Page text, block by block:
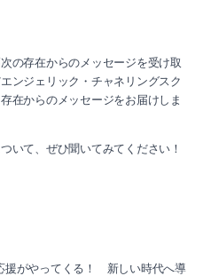
の存在からのメッセージを受け取
ンジェリック・チャネリングスク
在からのメッセージをお届けしま
いて、ぜひ聞いてみてください！
がやってくる！ 新しい時代へ導